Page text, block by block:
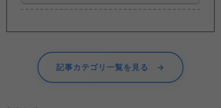
記事カテゴリ一覧を見る →